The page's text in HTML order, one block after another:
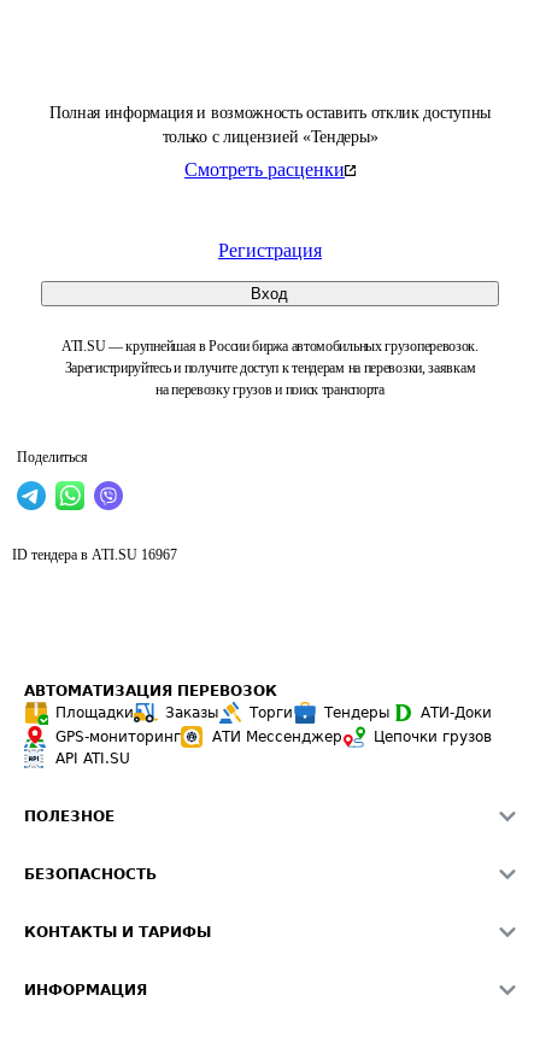
Полная информация и возможность оставить отклик доступны
только с лицензией «Тендеры»
Смотреть расценки
Регистрация
Вход
ATI.SU — крупнейшая в России биржа автомобильных грузоперевозок.
Зарегистрируйтесь и получите доступ к тендерам на перевозки, заявкам
на перевозку грузов и поиск транспорта
Поделиться
ID тендера в ATI.SU 16967
АВТОМАТИЗАЦИЯ ПЕРЕВОЗОК
Площадки
Заказы Торги Тендеры
АТИ-Доки
GPS-мониторинг
АТИ Мессенджер
Цепочки грузов
API ATI.SU
ПОЛЕЗНОЕ
Звезды ATI.SU на вашем сайте
Средние ставки
БЕЗОПАСНОСТЬ
Светофор+
КОНТАКТЫ И ТАРИФЫ
ИНФОРМАЦИЯ